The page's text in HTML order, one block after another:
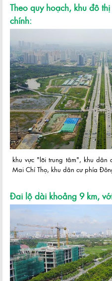
Theo quy hoạch, khu đô
chính:
khu vực "lõi trung tâm", khu dân
Mai Chí Thọ, khu dân cư phía
Đai lộ dài khoảng 9 km,